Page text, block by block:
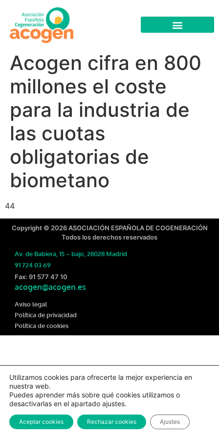
Acogen cifra en 800
millones el coste
para la industria de
las cuotas
obligatorias de
biometano
44
Copyright © 2026 ASOCIACIÓN ESPAÑOLA DE COGENERACIÓN
Todos los derechos reservados
Av. de Babiera, 15 – bajo, 28028 Madrid
91 724 03 69
Fax: 91 577 47 10
acogen@acogen.es
Aviso legal
Política de privacidad
Política de cookies
Utilizamos cookies para ofrecerte la mejor experiencia en
nuestra web.
Puedes aprender más sobre qué cookies utilizamos o
desactivarlas en el apartado ajustes.
Aceptar cookies Rechazar cookies Ajustes